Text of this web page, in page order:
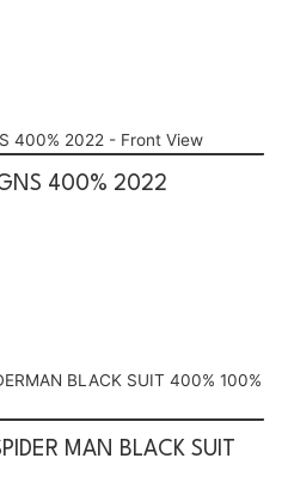
400% 2022
MAN BLACK SUIT